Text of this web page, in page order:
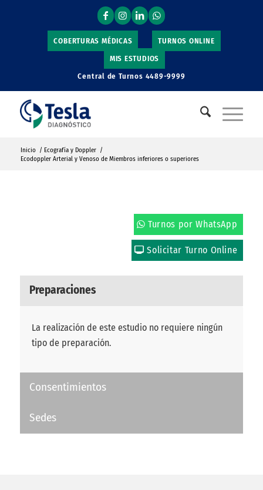
COBERTURAS MÉDICAS
TURNOS ONLINE
MIS ESTUDIOS
Central de Turnos 4489-9999
Inicio / Ecografía y Doppler /
Ecodoppler Arterial y Venoso de Miembros inferiores o superiores
Turnos por WhatsApp
Solicitar Turno Online
Preparaciones
La realización de este estudio no requiere ningún
tipo de preparación.
Consentimientos
Sedes